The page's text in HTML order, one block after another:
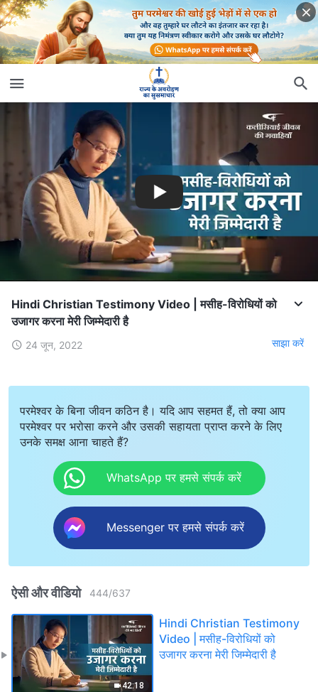
Hindi Christian Testimony Video | मसीह-विरोधियों को
उजागर करना मेरी जिम्मेदारी है
24 जून, 2022 साझा करें
परमेश्वर के बिना जीवन कठिन है। यदि आप सहमत हैं, तो क्या आप
परमेश्वर पर भरोसा करने और उसकी सहायता प्राप्त करने के लिए
उनके समक्ष आना चाहते हैं?
WhatsApp पर हमसे संपर्क करें
Messenger पर हमसे संपर्क करें
ऐसी और वीडियो 444/637
42:18
Hindi Christian Testimony
Video | मसीह-विरोधियों को
उजागर करना मेरी जिम्मेदारी है